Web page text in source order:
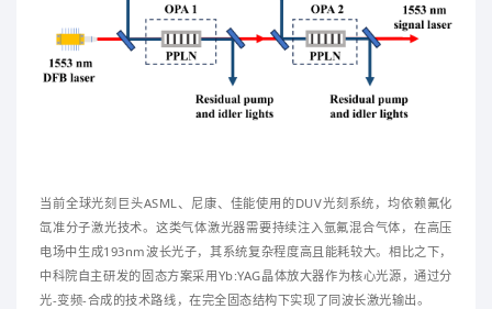
当前全球光刻巨头ASML、尼康、佳能使用的DUV光刻系统，均依赖氟化
氙准分子激光技术。这类气体激光器需要持续注入氩氟混合气体，在高压
电场中生成193nm波长光子，其系统复杂程度高且能耗较大。相比之下，
中科院自主研发的固态方案采用Yb:YAG晶体放大器作为核心光源，通过分
光-变频-合成的技术路线，在完全固态结构下实现了同波长激光输出。